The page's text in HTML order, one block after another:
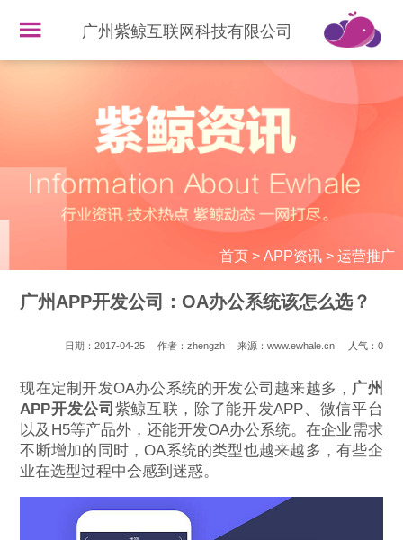
广州紫鲸互联网科技有限公司
首页> APP资讯> 运营推广
广州APP开发公司：OA办公系统该怎么选？
日期：2017-04-25 作者：zhengzh 来源：www.ewhale.cn 人气： 0
现在定制开发OA办公系统的开发公司越来越多， 广州
APP开发公司 紫鲸互联，除了能开发APP、微信平台
以及H5等产品外，还能开发OA办公系统。在企业需求
不断增加的同时，OA系统的类型也越来越多，有些企
业在选型过程中会感到迷惑。